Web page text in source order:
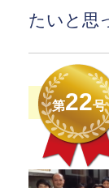
たいと思
第22号